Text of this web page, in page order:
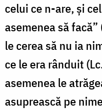
celui ce n-are, şi
asemenea să
le cerea să nu ia
ce le era rânduit
asemenea le
asuprească pe